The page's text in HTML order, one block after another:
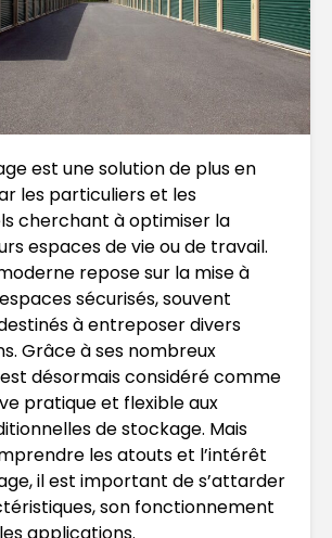
est une solution de plus en
les particuliers et les
cherchant à optimiser la
espaces de vie ou de travail.
repose sur la mise à
sécurisés, souvent
à entreposer divers
Grâce à ses nombreux
désormais considéré comme
pratique et flexible aux
de stockage. Mais
les atouts et l’intérêt
il est important de s’attarder
son fonctionnement